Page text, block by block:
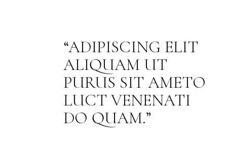
ADIPISCING ELIT
ALIQUAM UT
PURUS SIT AMETO
LUCT VENENATI
DO QUAM.